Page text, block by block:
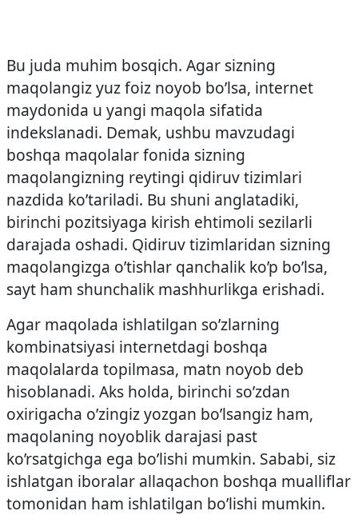
Bu juda muhim bosqich. Agar sizning
maqolangiz yuz foiz noyob bo’lsa, internet
maydonida u yangi maqola sifatida
indekslanadi. Demak, ushbu mavzudagi
boshqa maqolalar fonida sizning
maqolangizning reytingi qidiruv tizimlari
nazdida ko’tariladi. Bu shuni anglatadiki,
birinchi pozitsiyaga kirish ehtimoli sezilarli
darajada oshadi. Qidiruv tizimlaridan sizning
maqolangizga o’tishlar qanchalik ko’p bo’lsa,
sayt ham shunchalik mashhurlikga erishadi.
Agar maqolada ishlatilgan so’zlarning
kombinatsiyasi internetdagi boshqa
maqolalarda topilmasa, matn noyob deb
hisoblanadi. Aks holda, birinchi so’zdan
oxirigacha o’zingiz yozgan bo’lsangiz ham,
maqolaning noyoblik darajasi past
ko’rsatgichga ega bo’lishi mumkin. Sababi, siz
ishlatgan iboralar allaqachon boshqa mualliflar
tomonidan ham ishlatilgan bo’lishi mumkin.